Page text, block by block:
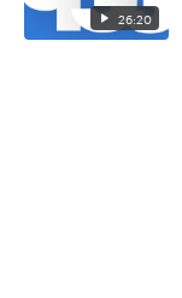
26:20